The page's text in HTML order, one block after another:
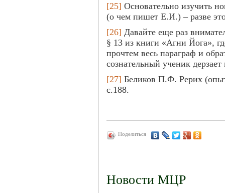
[25] Основательно изучить
(о чем пишет Е.И.) – разве
[26] Давайте еще раз
§ 13 из книги «Агни Йога»,
прочтем весь параграф и
сознательный ученик
[27] Беликов П.Ф. Рерих
с.188.
Поделиться
Новости МЦР